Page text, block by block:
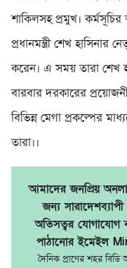
শাকিলসহ প্রমুখ।
প্রধানমন্ত্রী শেখ হাসিনার
করেন। এ সময় তারা শেখ
বারবার দরকারের
বিভিন্ন মেগা প্রকল্পের
তারা।।
আমাদের জনপ্রিয়
জন্য
অতিসত্বর যোগাযোগ
পাঠানোর ইমেইল
দৈনিক প্রাণের শহর